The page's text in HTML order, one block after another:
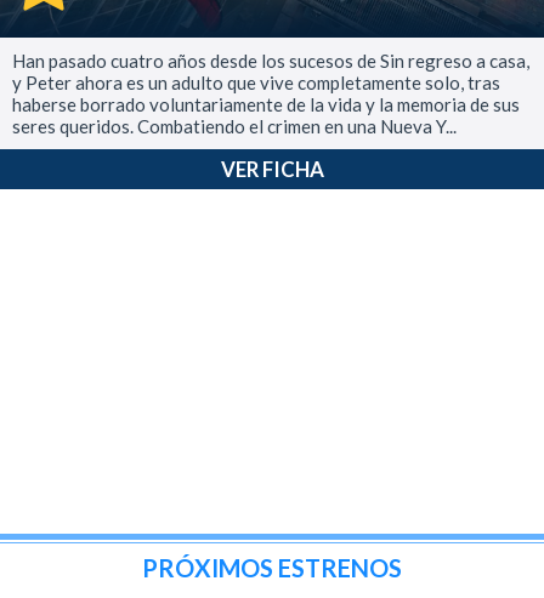
Han pasado cuatro años desde los sucesos de Sin regreso a casa,
y Peter ahora es un adulto que vive completamente solo, tras
haberse borrado voluntariamente de la vida y la memoria de sus
seres queridos. Combatiendo el crimen en una Nueva Y...
VER FICHA
PRÓXIMOS ESTRENOS